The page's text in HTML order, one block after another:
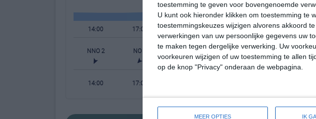
toestemming te geven voor bovengenoemde
U kunt ook hieronder klikken om toestemming te
toestemmingskeuzes wijzigen alvorens akkoord te
verwerkingen van uw persoonlijke gegevens uw
te maken tegen dergelijke verwerking. Uw
voorkeuren wijzigen of uw toestemming te allen
op de knop "Privacy" onderaan de webpagina.
MEER OPTIES IK
14:00 17:00 20:00 23:00 02:00
NNO 2 NO 2 ONO 1 OZO 1 Z 1
14:00 17:00